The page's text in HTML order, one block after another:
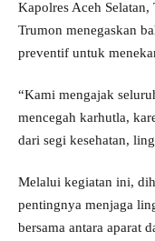
Kapolres Aceh
Trumon menegaskan
preventif untuk
“Kami mengajak
mencegah karhutla,
dari segi kesehatan,
Melalui kegiatan ini,
pentingnya menjaga
bersama antara aparat